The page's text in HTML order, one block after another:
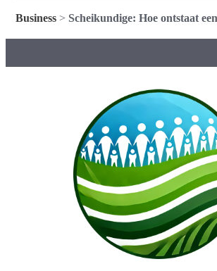
Business > Scheikundige: Hoe ontstaat